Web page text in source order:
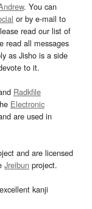
. You can
or by e-mail to
read our list of
read all messages
as Jisho is a side
to it.
Radkfile
Electronic
are used in
and are licensed
Jreibun project.
excellent kanji